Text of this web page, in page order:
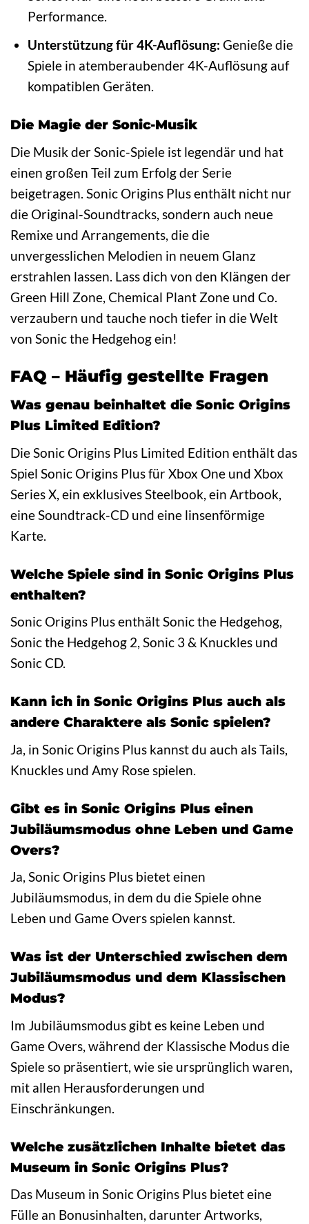
Performance.
Unterstützung für 4K-Auflösung: Genieße die
Spiele in atemberaubender 4K-Auflösung auf
kompatiblen Geräten.
Die Magie der Sonic-Musik
Die Musik der Sonic-Spiele ist legendär und hat
einen großen Teil zum Erfolg der Serie
beigetragen. Sonic Origins Plus enthält nicht nur
die Original-Soundtracks, sondern auch neue
Remixe und Arrangements, die die
unvergesslichen Melodien in neuem Glanz
erstrahlen lassen. Lass dich von den Klängen der
Green Hill Zone, Chemical Plant Zone und Co.
verzaubern und tauche noch tiefer in die Welt
von Sonic the Hedgehog ein!
FAQ – Häufig gestellte Fragen
Was genau beinhaltet die Sonic Origins
Plus Limited Edition?
Die Sonic Origins Plus Limited Edition enthält das
Spiel Sonic Origins Plus für Xbox One und Xbox
Series X, ein exklusives Steelbook, ein Artbook,
eine Soundtrack-CD und eine linsenförmige
Karte.
Welche Spiele sind in Sonic Origins Plus
enthalten?
Sonic Origins Plus enthält Sonic the Hedgehog,
Sonic the Hedgehog 2, Sonic 3 & Knuckles und
Sonic CD.
Kann ich in Sonic Origins Plus auch als
andere Charaktere als Sonic spielen?
Ja, in Sonic Origins Plus kannst du auch als Tails,
Knuckles und Amy Rose spielen.
Gibt es in Sonic Origins Plus einen
Jubiläumsmodus ohne Leben und Game
Overs?
Ja, Sonic Origins Plus bietet einen
Jubiläumsmodus, in dem du die Spiele ohne
Leben und Game Overs spielen kannst.
Was ist der Unterschied zwischen dem
Jubiläumsmodus und dem Klassischen
Modus?
Im Jubiläumsmodus gibt es keine Leben und
Game Overs, während der Klassische Modus die
Spiele so präsentiert, wie sie ursprünglich waren,
mit allen Herausforderungen und
Einschränkungen.
Welche zusätzlichen Inhalte bietet das
Museum in Sonic Origins Plus?
Das Museum in Sonic Origins Plus bietet eine
Fülle an Bonusinhalten, darunter Artworks,